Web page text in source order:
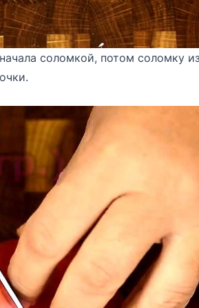
соломкой, потом соломку